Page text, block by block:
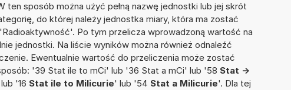
ten sposób można użyć pełną nazwę jednostki lub jej skrót
do której należy jednostka miary, która ma zostać
Po tym przelicza wprowadzoną wartość na
jednostki. Na liście wyników można również odnaleźć
Ewentualnie wartość do przeliczenia może zostać
'39 Stat ile to mCi' lub '36 Stat a mCi' lub '58 Stat ->
'16 Stat ile to Milicurie' lub '54 Stat a Milicurie'. Dla tej